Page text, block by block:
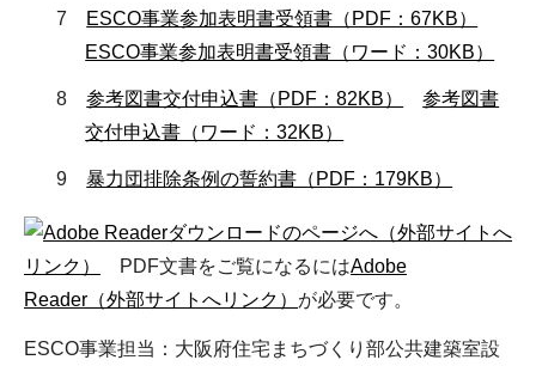
7
ESCO事業参加表明書受領書（PDF：67KB）
ESCO事業参加表明書受領書（ワード：30KB）
8参考図書交付申込書（PDF：82KB）
参考図書
交付申込書（ワード：32KB）
9暴力団排除条例の誓約書（PDF：179KB）
（外部サイトへ
リンク）
PDF文書をご覧になるにはAdobe
Reader（外部サイトへリンク） が必要です。
ESCO事業担当：大阪府住宅まちづくり部公共建築室設